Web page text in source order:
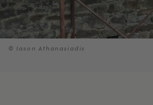
© Ιason Athanasiadis